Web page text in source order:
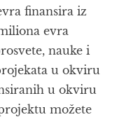
finansira iz
evra
nauke i
u okviru
u okviru
možete